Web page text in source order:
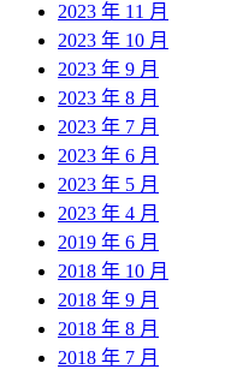
2023 年 11 月
2023 年 10 月
2023 年 9 月
2023 年 8 月
2023 年 7 月
2023 年 6 月
2023 年 5 月
2023 年 4 月
2019 年 6 月
2018 年 10 月
2018 年 9 月
2018 年 8 月
2018 年 7 月